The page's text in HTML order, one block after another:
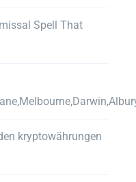
Spell That
kryptowährungen